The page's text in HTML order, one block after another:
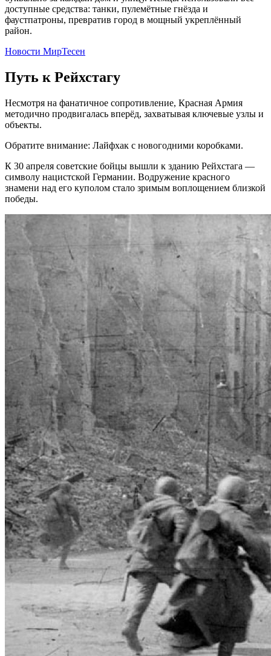
доступные средства: танки, пулемётные гнёзда и
фаустпатроны, превратив город в мощный укреплённый
район.
Новости МирТесен
Путь к Рейхстагу
Несмотря на фанатичное сопротивление, Красная Армия
методично продвигалась вперёд, захватывая ключевые узлы и
объекты.
Обратите внимание: Лайфхак с новогодними коробками.
К 30 апреля советские бойцы вышли к зданию Рейхстага —
символу нацистской Германии. Водружение красного
знамени над его куполом стало зримым воплощением близкой
победы.